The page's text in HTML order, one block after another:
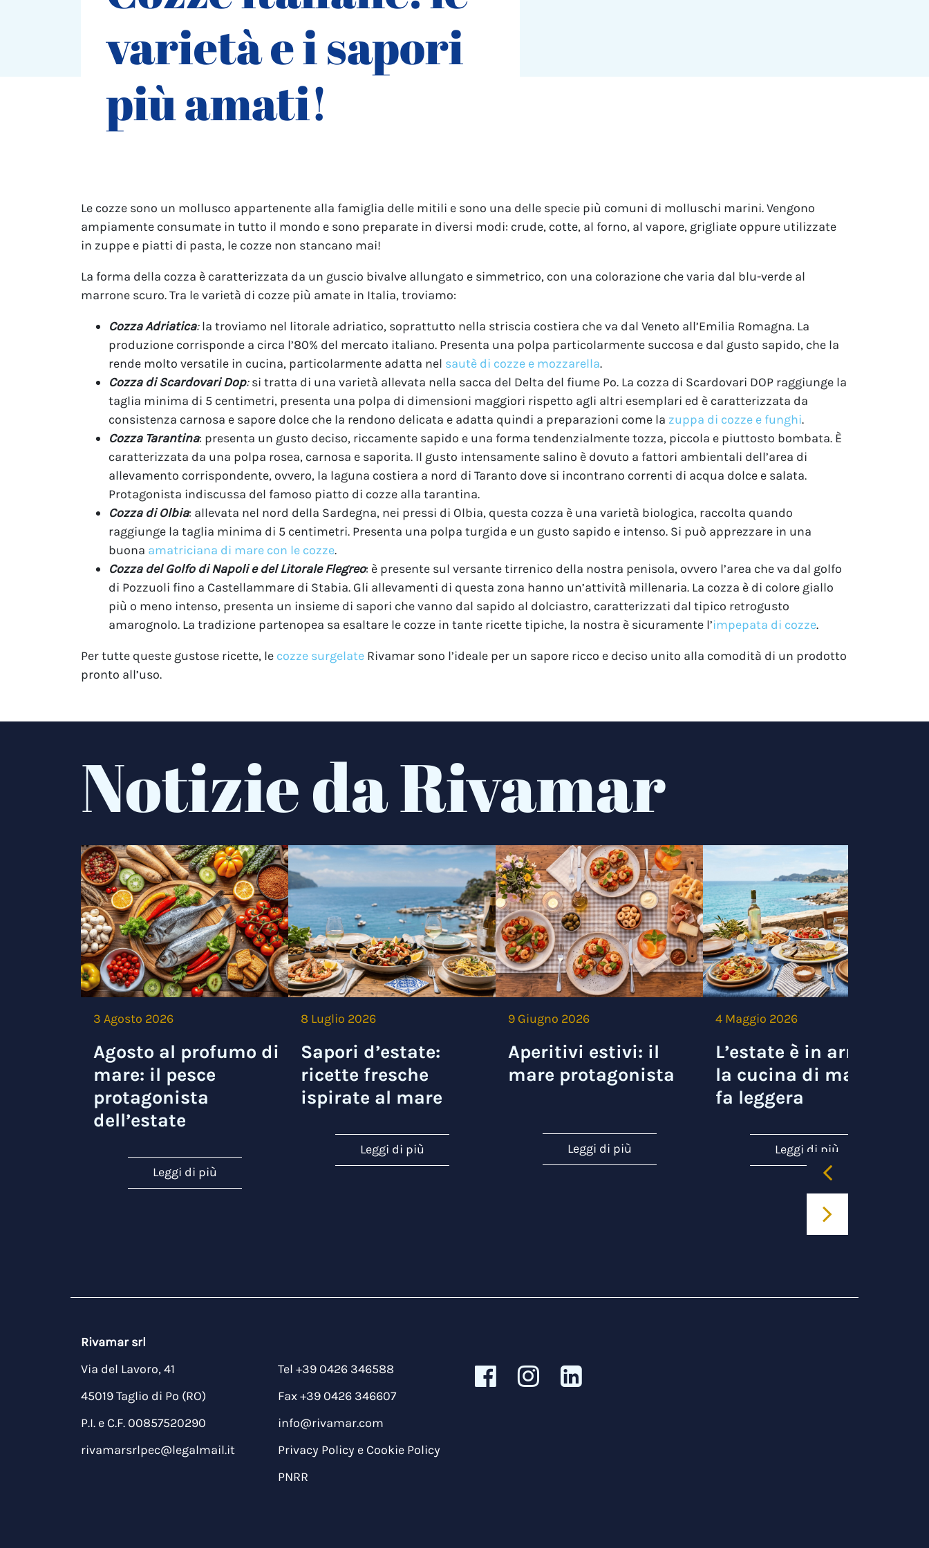
varietà e i sapori
più amati!
Le cozze sono un mollusco appartenente alla famiglia delle mitili e sono una delle specie più comuni di molluschi marini. Vengono
ampiamente consumate in tutto il mondo e sono preparate in diversi modi: crude, cotte, al forno, al vapore, grigliate oppure utilizzate
in zuppe e piatti di pasta, le cozze non stancano mai!
La forma della cozza è caratterizzata da un guscio bivalve allungato e simmetrico, con una colorazione che varia dal blu-verde al
marrone scuro.Tra le varietà di cozze più amate in Italia, troviamo:
Cozza Adriatica:la troviamo nel litorale adriatico, soprattutto nella striscia costiera che va dal Veneto all’Emilia Romagna. La
produzione corrisponde a circa l’80% del mercato italiano. Presenta una polpa particolarmente succosa e dal gusto sapido, che la
rende molto versatile in cucina, particolarmente adatta nel sautè di cozze e mozzarella.
Cozza di Scardovari Dop:si tratta di una varietà allevata nella sacca del Delta del fiume Po. La cozza di Scardovari DOP raggiunge la
taglia minima di 5 centimetri, presenta una polpa di dimensioni maggiori rispetto agli altri esemplari ed è caratterizzata da
consistenza carnosa e sapore dolce che la rendono delicata e adatta quindi a preparazioni come la zuppa di cozze e funghi.
Cozza Tarantina: presenta un gusto deciso, riccamente sapido e una forma tendenzialmente tozza, piccola e piuttosto bombata. È
caratterizzata da una polpa rosea, carnosa e saporita. Il gusto intensamente salino è dovuto a fattori ambientali dell’area di
allevamento corrispondente, ovvero, la laguna costiera a nord di Taranto dove si incontrano correnti di acqua dolce e salata.
Protagonista indiscussa del famoso piatto di cozze alla tarantina.
Cozza di Olbia: allevata nel nord della Sardegna, nei pressi di Olbia, questa cozza è una varietà biologica, raccolta quando
raggiunge la taglia minima di 5 centimetri. Presenta una polpa turgida e un gusto sapido e intenso. Si può apprezzare in una
buona amatriciana di mare con le cozze.
Cozza del Golfo di Napoli e del Litorale Flegreo: è presente sul versante tirrenico della nostra penisola, ovvero l’area che va dal golfo
di Pozzuoli fino a Castellammare di Stabia. Gli allevamenti di questa zona hanno un’attività millenaria. La cozza è di colore giallo
più o meno intenso, presenta un insieme di sapori che vanno dal sapido al dolciastro, caratterizzati dal tipico retrogusto
amarognolo. La tradizione partenopea sa esaltare le cozze in tante ricette tipiche, la nostra è sicuramente l’impepata di cozze.
Per tutte queste gustose ricette, le cozze surgelate Rivamar sono l’ideale per un sapore ricco e deciso unito alla comodità di un prodotto
pronto all’uso.
Notizie da Rivamar
3 Agosto 2026
Agosto al profumo di
mare: il pesce
protagonista
dell’estate
Leggi di più
8 Luglio 2026
Sapori d’estate:
ricette fresche
ispirate al mare
Leggi di più
9 Giugno 2026
Aperitivi estivi: il
mare protagonista
Leggi di più
4 Maggio 2026
L’estate è in arrivo e
la cucina di mare si
fa leggera
Leggi di più
Rivamar srl
Via del Lavoro, 41
45019 Taglio di Po (RO)
P.I. e C.F. 00857520290
rivamarsrlpec@legalmail.it
Tel +39 0426 346588
Fax +39 0426 346607
info@rivamar.com
Privacy Policy e Cookie Policy
PNRR